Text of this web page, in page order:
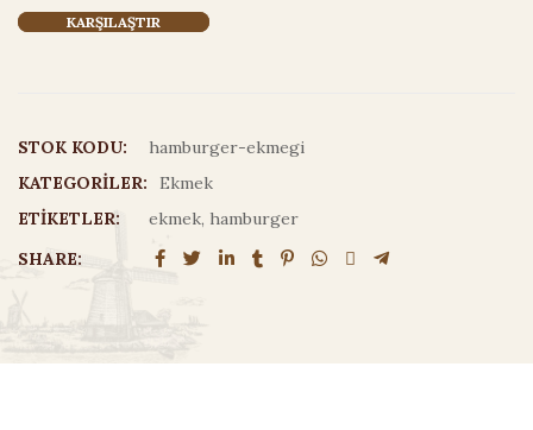
KARŞILAŞTIR
STOK KODU:
hamburger-ekmegi
KATEGORILER:
Ekmek
ETIKETLER:
ekmek, hamburger
SHARE: